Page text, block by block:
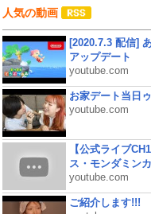
人気の動画
[2020.7.3 配信]
アップデート
youtube.com
お家デート当日ゥ
youtube.com
【公式ライブ
ス・モンダミン
youtube.com
ご紹介します!!!